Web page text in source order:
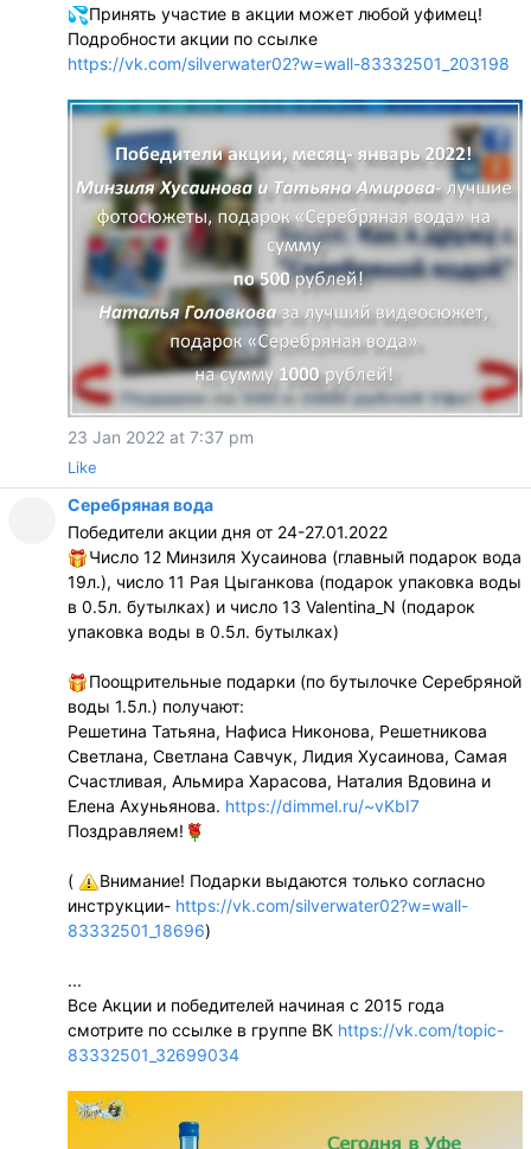
Принять участие в акции может любой уфимец!
Подробности акции по ссылке
https://vk.com/silverwater02?w=wall-83332501_203198
23 Jan 2022 at 7:37 pm
Like
Серебряная вода
Победители акции дня от 24-27.01.2022
Число 12 Минзиля Хусаинова (главный подарок вода
19л.), число 11 Рая Цыганкова (подарок упаковка воды
в 0.5л. бутылках) и число 13 Valentina_N (подарок
упаковка воды в 0.5л. бутылках)
Поощрительные подарки (по бутылочке Серебряной
воды 1.5л.) получают:
Решетина Татьяна, Нафиса Никонова, Решетникова
Светлана, Светлана Савчук, Лидия Хусаинова, Самая
Счастливая, Альмира Харасова, Наталия Вдовина и
Елена Ахуньянова. https://dimmel.ru/~vKbI7
Поздравляем!
(
Внимание! Подарки выдаются только согласно
инструкции- https://vk.com/silverwater02?w=wall-
83332501_18696)
...
Все Акции и победителей начиная с 2015 года
смотрите по ссылке в группе ВК https://vk.com/topic-
83332501_32699034